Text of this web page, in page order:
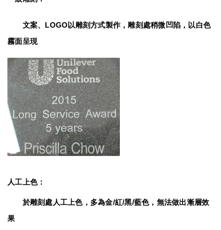
文案、LOGO以雕刻方式製作，雕刻處稍微凹陷，以白色
霧面呈現
人工上色：
於雕刻處人工上色，多為金/紅/黑/藍色，無法做出漸層效
果